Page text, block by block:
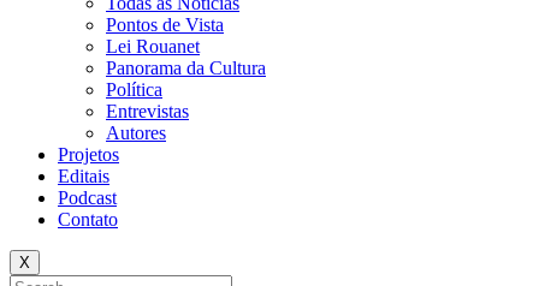
Pontos de Vista
Lei Rouanet
Panorama da Cultura
Política
Entrevistas
Autores
Projetos
Editais
Podcast
Contato
X